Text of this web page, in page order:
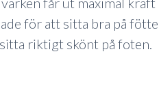
för att sitta bra på
riktigt skönt på foten.